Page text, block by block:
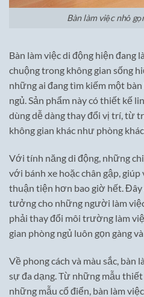
Bàn làm việc nhỏ
Bàn làm việc di động hiện đang
chuộng trong không gian sống
những ai đang tìm kiếm một
ngủ. Sản phẩm này có thiết kế
dùng dễ dàng thay đổi vị trí, từ
không gian khác như phòng
Với tính năng di động, những
với bánh xe hoặc chân gập,
thuận tiện hơn bao giờ hết. Đây
tưởng cho những người làm
phải thay đổi môi trường làm
gian phòng ngủ luôn gọn gàng
Về phong cách và màu sắc, bàn
sự đa dạng. Từ những mẫu
những mẫu cổ điển, bàn làm